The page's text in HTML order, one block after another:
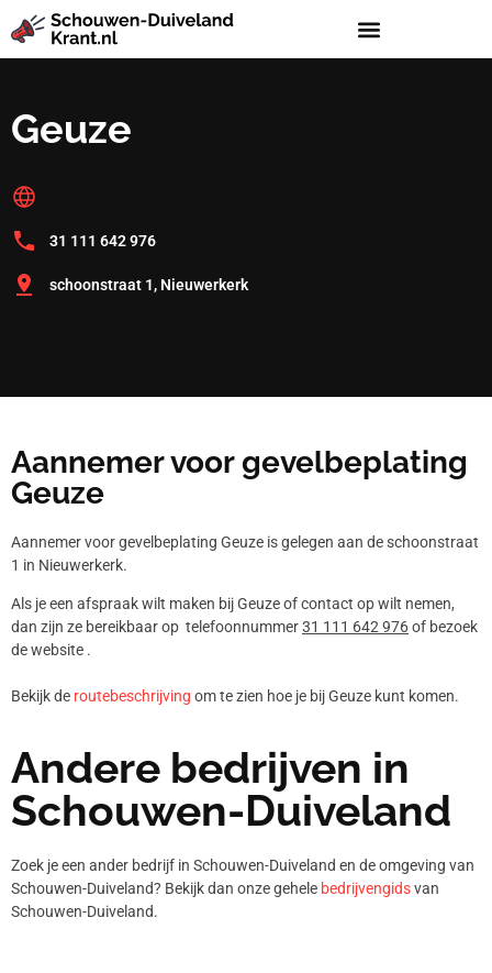
Geuze
31 111 642 976
schoonstraat 1, Nieuwerkerk
Aannemer voor gevelbeplating
Geuze
Aannemer voor gevelbeplating Geuze is gelegen aan de schoonstraat
1 in Nieuwerkerk.
Als je een afspraak wilt maken bij Geuze of contact op wilt nemen,
dan zijn ze bereikbaar op telefoonnummer31 111 642 976of bezoek
de website .
Bekijk de routebeschrijving om te zien hoe je bij Geuze kunt komen.
Andere bedrijven in
Schouwen-Duiveland
Zoek je een ander bedrijf in Schouwen-Duiveland en de omgeving van
Schouwen-Duiveland? Bekijk dan onze gehele bedrijvengidsvan
Schouwen-Duiveland.